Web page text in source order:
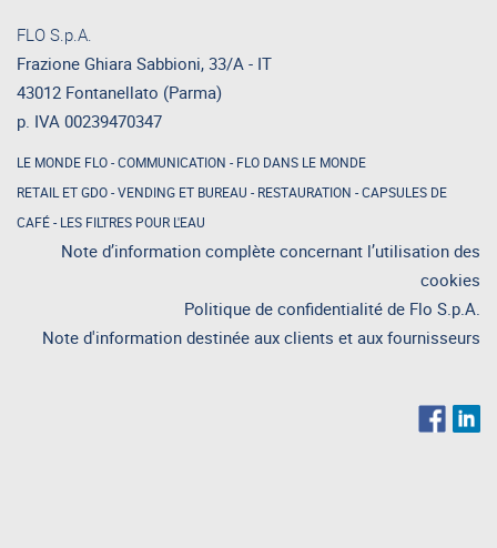
FLO S.p.A.
Frazione Ghiara Sabbioni, 33/A - IT
43012 Fontanellato (Parma)
p. IVA 00239470347
LE MONDE FLO-COMMUNICATION - FLO DANS LE MONDE
RETAIL ET GDO-VENDING ET BUREAU - RESTAURATION -CAPSULES DE
CAFÉ- LES FILTRES POUR L'EAU
Note d’information complète concernant l’utilisation des
cookies
Politique de confidentialité de Flo S.p.A.
Note d'information destinée aux clients et aux fournisseurs